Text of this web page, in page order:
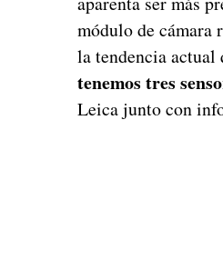
módulo de cámara
la tendencia actual
tenemos tres
Leica junto con